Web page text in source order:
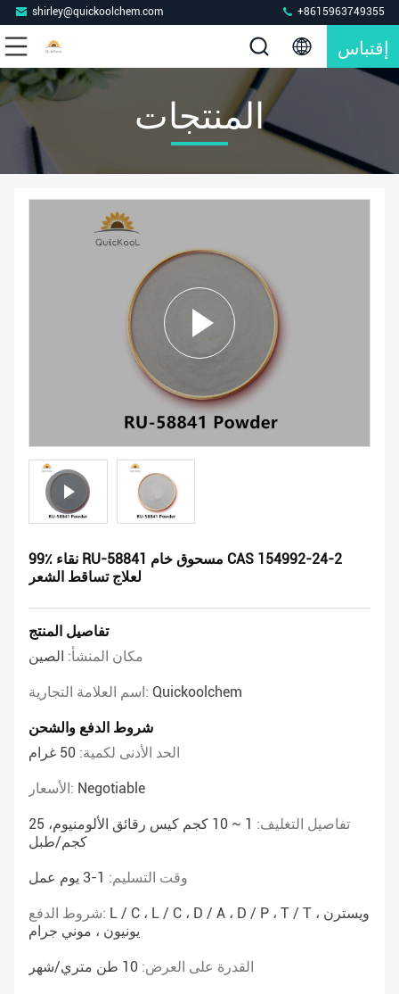
shirley@quickoolchem.com +8615963749355
إقتباس
المنتجات
99٪ نقاء RU-58841 مسحوق خام CAS 154992-24-2
لعلاج تساقط الشعر
تفاصيل المنتج
مكان المنشأ: الصين
اسم العلامة التجارية: Quickoolchem
شروط الدفع والشحن
الحد الأدنى لكمية: 50 غرام
الأسعار: Negotiable
تفاصيل التغليف:
1 ~ 10 كجم كيس رقائق الألومنيوم، 25
كجم/طبل
وقت التسليم: 1-3 يوم عمل
شروط الدفع: L / C ، L / C ، D / A ، D / P ، T / T ، ويسترن
يونيون ، موني جرام
القدرة على العرض: 10 طن متري/شهر